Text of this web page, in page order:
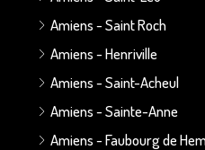
Amiens - Saint Roch
Amiens - Henriville
Amiens - Saint-Acheul
Amiens - Sainte-Anne
Amiens - Faubourg de